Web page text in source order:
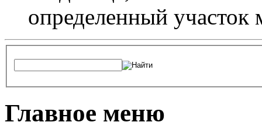
определенный участок
Главное меню